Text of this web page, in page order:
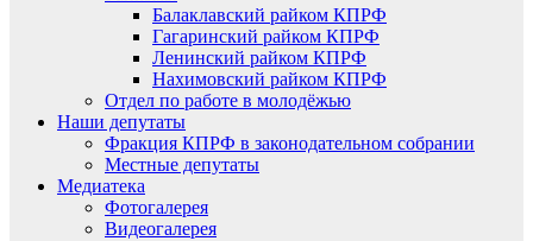
Балаклавский райком КПРФ
Гагаринский райком КПРФ
Ленинский райком КПРФ
Нахимовский райком КПРФ
Отдел по работе в молодёжью
Наши депутаты
Фракция КПРФ в законодательном собрании
Местные депутаты
Медиатека
Фотогалерея
Видеогалерея